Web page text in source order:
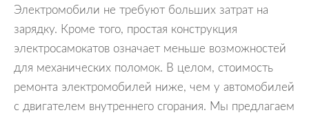
Электромобили не требуют больших затрат на
зарядку. Кроме того, простая конструкция
электросамокатов означает меньше возможностей
для механических поломок. В целом, стоимость
ремонта электромобилей ниже, чем у автомобилей
с двигателем внутреннего сгорания. Мы предлагаем